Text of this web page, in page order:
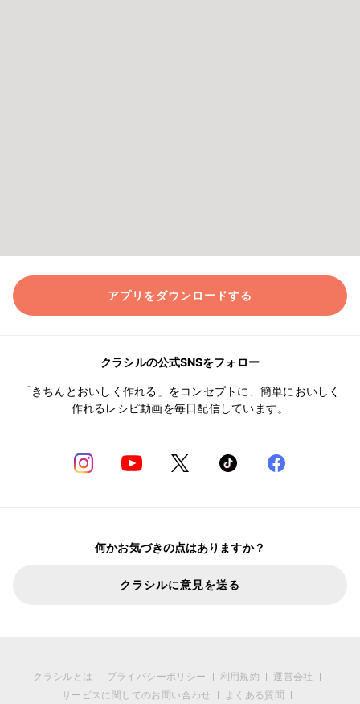
アプリをダウンロードする
クラシルの公式SNSをフォロー
「きちんとおいしく作れる」をコンセプトに、簡単においしく
作れるレシピ動画を毎日配信しています。
何かお気づきの点はありますか？
クラシルに意見を送る
クラシルとは プライバシーポリシー 利用規約
運営会社
サービスに関してのお問い合わせ
よくある質問